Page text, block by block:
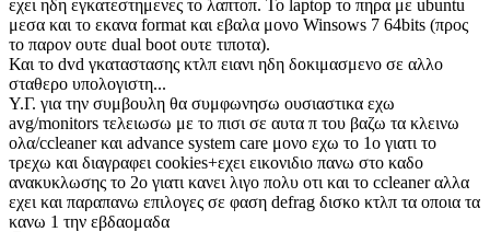
εχει ηδη εγκατεστημενες το λαπτοπ. Το laptop το πηρα με ubuntu
μεσα και το εκανα format και εβαλα μονο Winsows 7 64bits (προς
το παρον ουτε dual boot ουτε τιποτα).
Και το dvd γκαταστασης κτλπ ειανι ηδη δοκιμασμενο σε αλλο
σταθερο υπολογιστη...
Υ.Γ. για την συμβουλη θα συμφωνησω ουσιαστικα εχω
avg/monitors τελειωσω με το πισι σε αυτα π του βαζω τα κλεινω
ολα/ccleaner και advance system care μονο εχω το 1ο γιατι το
τρεχω και διαγραφει cookies+εχει εικονιδιο πανω στο καδο
ανακυκλωσης το 2ο γιατι κανει λιγο πολυ οτι και το ccleaner αλλα
εχει και παραπανω επιλογες σε φαση defrag δισκο κτλπ τα οποια τα
κανω 1 την εβδαομαδα